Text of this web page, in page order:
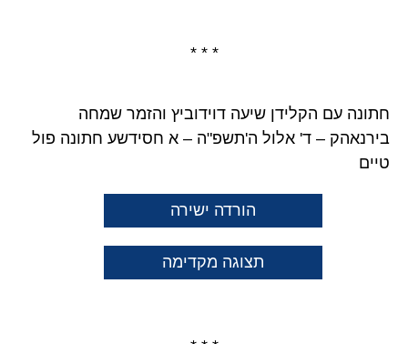
* * *
חתונה עם הקלידן שיעה דוידוביץ והזמר שמחה
בירנאהק – ד' אלול ה'תשפ"ה – א חסידשע חתונה פול
טיים
הורדה ישירה
תצוגה מקדימה